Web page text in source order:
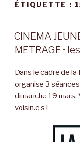
ÉTIQUETTE :
CINEMA
METRAGE •
Dans le cadre de
organise 3
dimanche 19 mars.
voisin.e.s !